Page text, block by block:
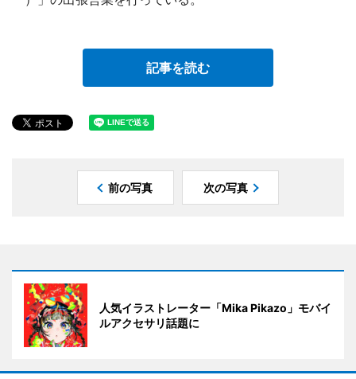
記事を読む
前の写真 次の写真
人気イラストレーター「Mika Pikazo」モバイ
ルアクセサリ話題に